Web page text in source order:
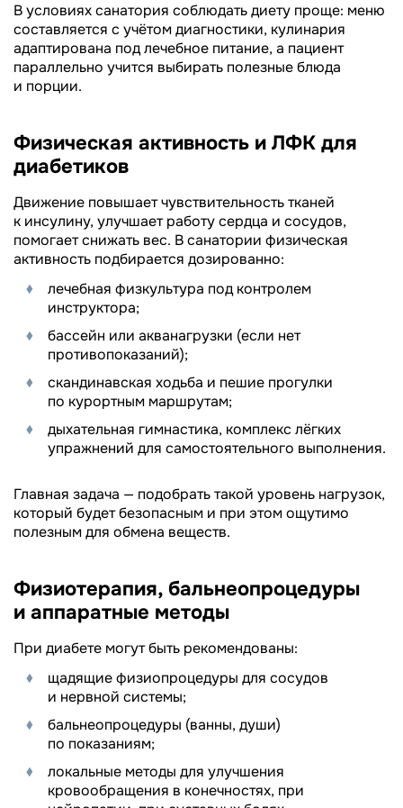
В условиях санатория соблюдать диету проще: меню
составляется с учётом диагностики, кулинария
адаптирована под лечебное питание, а пациент
параллельно учится выбирать полезные блюда
и порции.
Физическая активность и ЛФК для
диабетиков
Движение повышает чувствительность тканей
к инсулину, улучшает работу сердца и сосудов,
помогает снижать вес. В санатории физическая
активность подбирается дозированно:
лечебная физкультура под контролем
инструктора;
бассейн или акванагрузки (если нет
противопоказаний);
скандинавская ходьба и пешие прогулки
по курортным маршрутам;
дыхательная гимнастика, комплекс лёгких
упражнений для самостоятельного выполнения.
Главная задача — подобрать такой уровень нагрузок,
который будет безопасным и при этом ощутимо
полезным для обмена веществ.
Физиотерапия, бальнеопроцедуры
и аппаратные методы
При диабете могут быть рекомендованы:
щадящие физиопроцедуры для сосудов
и нервной системы;
бальнеопроцедуры (ванны, души)
по показаниям;
локальные методы для улучшения
кровообращения в конечностях, при